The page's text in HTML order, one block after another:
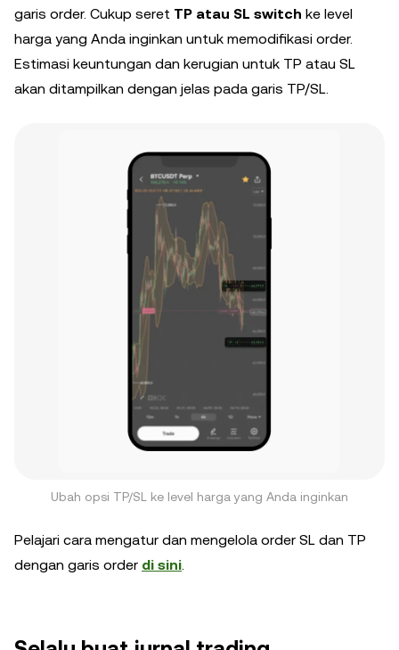
garis order. Cukup seret TP atau SL switch ke level
harga yang Anda inginkan untuk memodifikasi order.
Estimasi keuntungan dan kerugian untuk TP atau SL
akan ditampilkan dengan jelas pada garis TP/SL.
Ubah opsi TP/SL ke level harga yang Anda inginkan
Pelajari cara mengatur dan mengelola order SL dan TP
dengan garis order di sini.